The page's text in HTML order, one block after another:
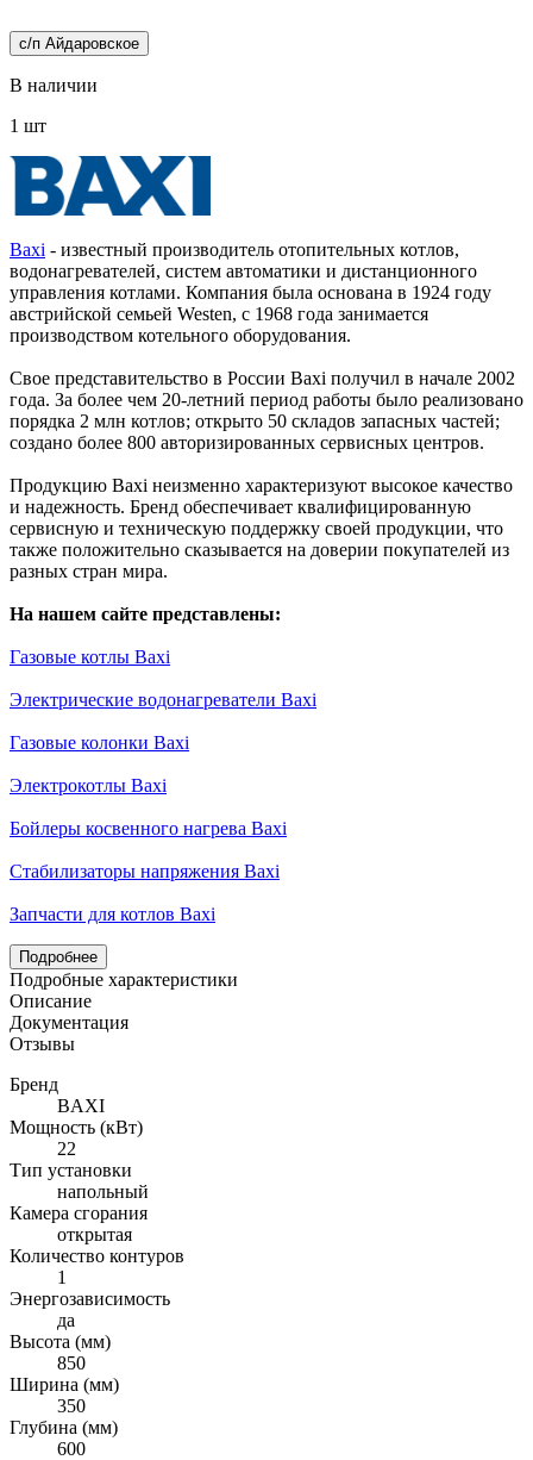
с/п Айдаровское
В наличии
1 шт
Baxi - известный производитель отопительных котлов,
водонагревателей, систем автоматики и дистанционного
управления котлами. Компания была основана в 1924 году
австрийской семьей Westen, с 1968 года занимается
производством котельного оборудования.
Свое представительство в России Baxi получил в начале 2002
года. За более чем 20-летний период работы было реализовано
порядка 2 млн котлов; открыто 50 складов запасных частей;
создано более 800 авторизированных сервисных центров.
Продукцию Baxi неизменно характеризуют высокое качество
и надежность. Бренд обеспечивает квалифицированную
сервисную и техническую поддержку своей продукции, что
также положительно сказывается на доверии покупателей из
разных стран мира.
На нашем сайте представлены:
Газовые котлы Baxi
Электрические водонагреватели Baxi
Газовые колонки Baxi
Электрокотлы Baxi
Бойлеры косвенного нагрева Baxi
Стабилизаторы напряжения Baxi
Запчасти для котлов Baxi
Подробнее
Подробные характеристики
Описание
Документация
Отзывы
Бренд
BAXI
Мощность (кВт)
22
Тип установки
напольный
Камера сгорания
открытая
Количество контуров
1
Энергозависимость
да
Высота (мм)
850
Ширина (мм)
350
Глубина (мм)
600